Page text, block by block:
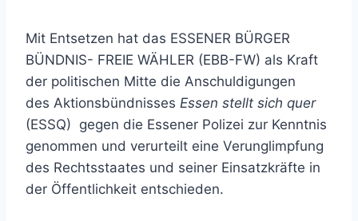
Mit Entsetzen hat das ESSENER BÜRGER
BÜNDNIS- FREIE WÄHLER (EBB-FW) als Kraft
der politischen Mitte die Anschuldigungen
des Aktionsbündnisses Essen stellt sich quer
(ESSQ) gegen die Essener Polizei zur Kenntnis
genommen und verurteilt eine Verunglimpfung
des Rechtsstaates und seiner Einsatzkräfte in
der Öffentlichkeit entschieden.